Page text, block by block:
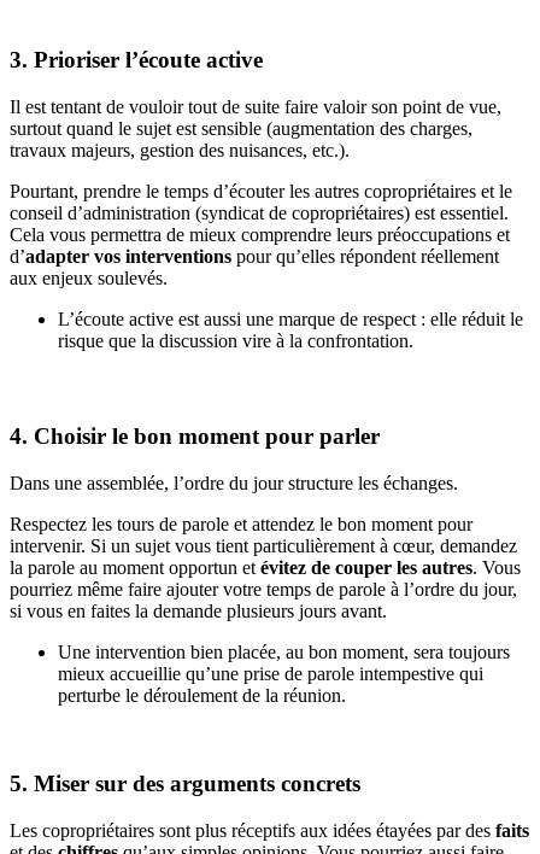
3. Prioriser l’écoute active
Il est tentant de vouloir tout de suite faire valoir son point de vue,
surtout quand le sujet est sensible (augmentation des charges,
travaux majeurs, gestion des nuisances, etc.).
Pourtant, prendre le temps d’écouter les autres copropriétaires et le
conseil d’administration (syndicat de copropriétaires) est essentiel.
Cela vous permettra de mieux comprendre leurs préoccupations et
d’adapter vos interventions pour qu’elles répondent réellement
aux enjeux soulevés.
L’écoute active est aussi une marque de respect : elle réduit le
risque que la discussion vire à la confrontation.
4. Choisir le bon moment pour parler
Dans une assemblée, l’ordre du jour structure les échanges.
Respectez les tours de parole et attendez le bon moment pour
intervenir. Si un sujet vous tient particulièrement à cœur, demandez
la parole au moment opportun et évitez de couper les autres. Vous
pourriez même faire ajouter votre temps de parole à l’ordre du jour,
si vous en faites la demande plusieurs jours avant.
Une intervention bien placée, au bon moment, sera toujours
mieux accueillie qu’une prise de parole intempestive qui
perturbe le déroulement de la réunion.
5. Miser sur des arguments concrets
Les copropriétaires sont plus réceptifs aux idées étayées par des faits